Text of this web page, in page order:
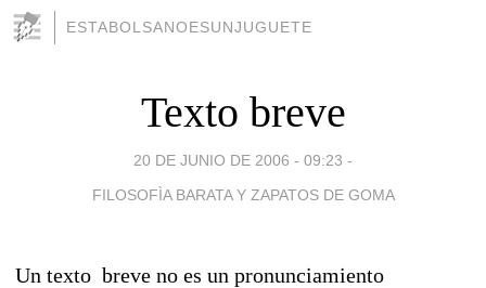
ESTABOLSANOESUNJUGUETE
Texto breve
20 DE JUNIO DE 2006 - 09:23 -
FILOSOFÌA BARATA Y ZAPATOS DE GOMA
Un texto breve no es un pronunciamiento